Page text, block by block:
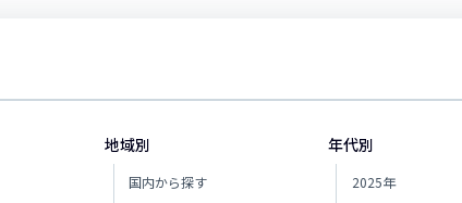
地域別
国内から探す
年代別
2025年